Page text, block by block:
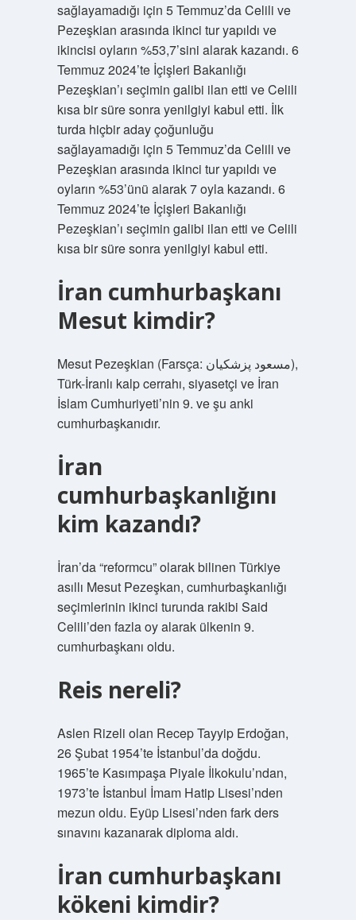
sağlayamadığı için 5 Temmuz’da Celili ve
Pezeşkian arasında ikinci tur yapıldı ve
ikincisi oyların %53,7’sini alarak kazandı. 6
Temmuz 2024’te İçişleri Bakanlığı
Pezeşkian’ı seçimin galibi ilan etti ve Celili
kısa bir süre sonra yenilgiyi kabul etti. İlk
turda hiçbir aday çoğunluğu
sağlayamadığı için 5 Temmuz’da Celili ve
Pezeşkian arasında ikinci tur yapıldı ve
oyların %53’ünü alarak 7 oyla kazandı. 6
Temmuz 2024’te İçişleri Bakanlığı
Pezeşkian’ı seçimin galibi ilan etti ve Celili
kısa bir süre sonra yenilgiyi kabul etti.
İran cumhurbaşkanı
Mesut kimdir?
Mesut Pezeşkian (Farsça: مسعود پزشکیان‎),
Türk-İranlı kalp cerrahı, siyasetçi ve İran
İslam Cumhuriyeti’nin 9. ve şu anki
cumhurbaşkanıdır.
İran
cumhurbaşkanlığını
kim kazandı?
İran’da “reformcu” olarak bilinen Türkiye
asıllı Mesut Pezeşkan, cumhurbaşkanlığı
seçimlerinin ikinci turunda rakibi Said
Celili’den fazla oy alarak ülkenin 9.
cumhurbaşkanı oldu.
Reis nereli?
Aslen Rizeli olan Recep Tayyip Erdoğan,
26 Şubat 1954’te İstanbul’da doğdu.
1965’te Kasımpaşa Piyale İlkokulu’ndan,
1973’te İstanbul İmam Hatip Lisesi’nden
mezun oldu. Eyüp Lisesi’nden fark ders
sınavını kazanarak diploma aldı.
İran cumhurbaşkanı
kökeni kimdir?